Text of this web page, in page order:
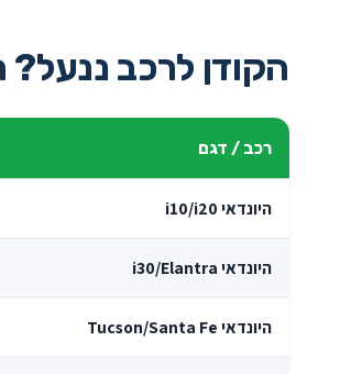
הקודן לרכב
רכב / דגם
היונדאי i10/i20
היונדאי i30/Elantra
היונדאי Tucson/Santa Fe